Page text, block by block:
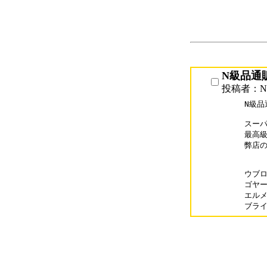
N級品通
投稿者：
N級
スー
最高
弊店
ウブ
ゴヤ
エル
ブラ